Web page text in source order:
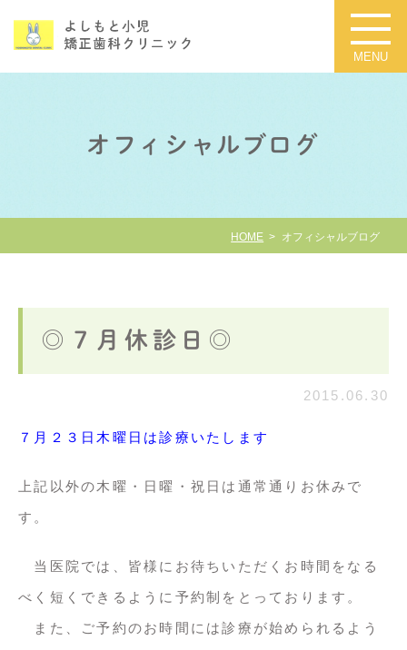
オフィシャルブログ
HOME オフィシャルブログ
◎７月休診日◎
2015.06.30
７月２３日木曜日は診療いたします
上記以外の木曜・日曜・祝日は通常通りお休みで
す。
当医院では、皆様にお待ちいただくお時間をなる
べく短くできるように予約制をとっております。
また、ご予約のお時間には診療が始められるよう